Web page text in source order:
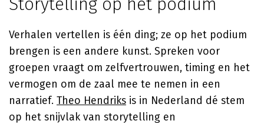
Verhalen vertellen is één ding; ze op het podium
brengen is een andere kunst. Spreken voor
groepen vraagt om zelfvertrouwen, timing en het
vermogen om de zaal mee te nemen in een
narratief. Theo Hendriks is in Nederland dé stem
op het snijvlak van storytelling en